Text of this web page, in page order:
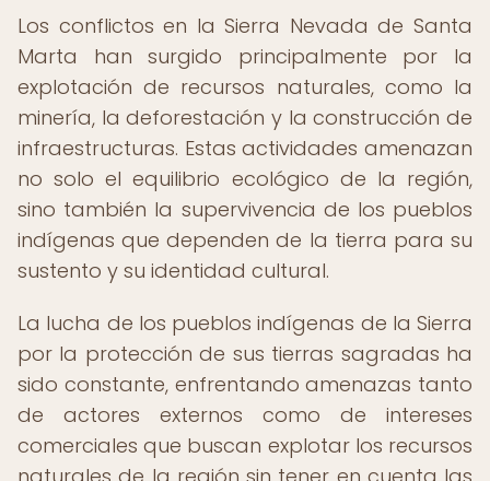
Los conflictos en la Sierra Nevada de Santa
Marta han surgido principalmente por la
explotación de recursos naturales, como la
minería, la deforestación y la construcción de
infraestructuras. Estas actividades amenazan
no solo el equilibrio ecológico de la región,
sino también la supervivencia de los pueblos
indígenas que dependen de la tierra para su
sustento y su identidad cultural.
La lucha de los pueblos indígenas de la Sierra
por la protección de sus tierras sagradas ha
sido constante, enfrentando amenazas tanto
de actores externos como de intereses
comerciales que buscan explotar los recursos